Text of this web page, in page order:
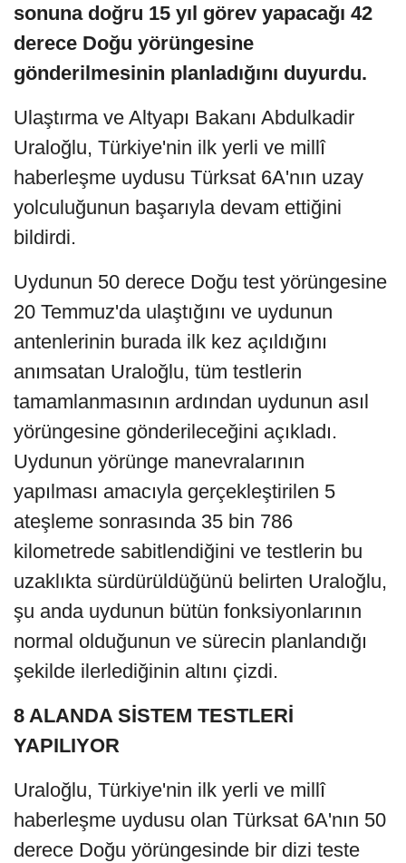
sonuna doğru 15 yıl görev yapacağı 42
derece Doğu yörüngesine
gönderilmesinin planladığını duyurdu.
Ulaştırma ve Altyapı Bakanı Abdulkadir
Uraloğlu, Türkiye'nin ilk yerli ve millî
haberleşme uydusu Türksat 6A'nın uzay
yolculuğunun başarıyla devam ettiğini
bildirdi.
Uydunun 50 derece Doğu test yörüngesine
20 Temmuz'da ulaştığını ve uydunun
antenlerinin burada ilk kez açıldığını
anımsatan Uraloğlu, tüm testlerin
tamamlanmasının ardından uydunun asıl
yörüngesine gönderileceğini açıkladı.
Uydunun yörünge manevralarının
yapılması amacıyla gerçekleştirilen 5
ateşleme sonrasında 35 bin 786
kilometrede sabitlendiğini ve testlerin bu
uzaklıkta sürdürüldüğünü belirten Uraloğlu,
şu anda uydunun bütün fonksiyonlarının
normal olduğunun ve sürecin planlandığı
şekilde ilerlediğinin altını çizdi.
8 ALANDA SİSTEM TESTLERİ
YAPILIYOR
Uraloğlu, Türkiye'nin ilk yerli ve millî
haberleşme uydusu olan Türksat 6A'nın 50
derece Doğu yörüngesinde bir dizi teste